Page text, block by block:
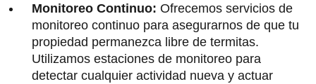
Monitoreo Continuo: Ofrecemos servicios de
monitoreo continuo para asegurarnos de que tu
propiedad permanezca libre de termitas.
Utilizamos estaciones de monitoreo para
detectar cualquier actividad nueva y actuar